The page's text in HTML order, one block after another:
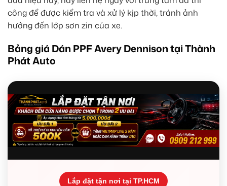
công để được kiểm tra và xử lý kịp thời, tránh ảnh
hưởng đến lớp sơn zin của xe.
Bảng giá Dán PPF Avery Dennison tại Thành
Phát Auto
Lắp đặt tận nơi tại TP.HCM